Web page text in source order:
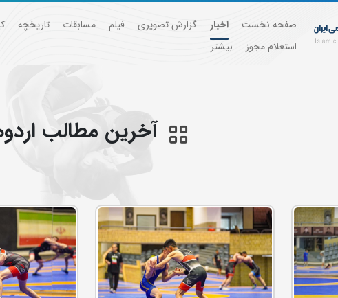
صفحه نخست اخبار گزارش تصویری فیلم مسابقات تاریخچه
استعلام مجوز
بیشتر...
آخرین مطالب